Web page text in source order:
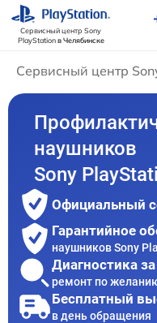
Сервисный центр Sony
PlayStationв Челябинске
Сервисный центр
наушников
Sony
Официальный
Гарантийное
наушников Sony
Диагностика
ремонт по
Бесплатный
в день обращения